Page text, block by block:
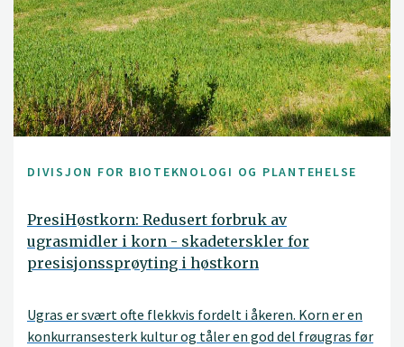
DIVISJON FOR BIOTEKNOLOGI OG PLANTEHELSE
PresiHøstkorn: Redusert forbruk av
ugrasmidler i korn - skadeterskler for
presisjonssprøyting i høstkorn
Ugras er svært ofte flekkvis fordelt i åkeren. Korn er en
konkurransesterk kultur og tåler en god del frøugras før